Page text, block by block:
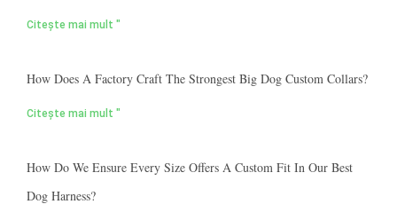
Citește mai mult "
How Does A Factory Craft The Strongest Big Dog Custom Collars?
Citește mai mult "
How Do We Ensure Every Size Offers A Custom Fit In Our Best
Dog Harness?